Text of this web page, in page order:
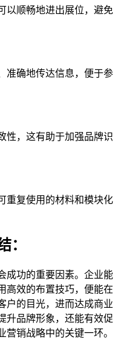
以顺畅地进出展位，避免
准确地传达信息，便于参
性，这有助于加强品牌识
重复使用的材料和模块化
：
成功的重要因素。企业能
高效的布置技巧，便能在
户的目光，进而达成商业
升品牌形象，还能有效促
销战略中的关键一环。